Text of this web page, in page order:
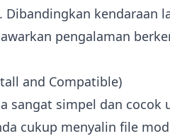
kendaraan
pengalaman
and Compatible)
sangat simpel dan cocok
cukup menyalin file